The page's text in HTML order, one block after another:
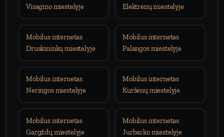
Visagino miestelyje
Elektrėnų miestelyje
Mobilus internetas
Druskininkų miestelyje
Mobilus internetas
Palangos miestelyje
Mobilus internetas
Neringos miestelyje
Mobilus internetas
Kuršėnų miestelyje
Mobilus internetas
Gargždų miestelyje
Mobilus internetas
Jurbarko miestelyje